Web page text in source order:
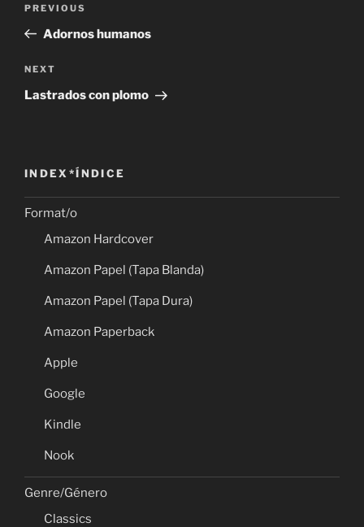
Previous
Post
PREVIOUS
Adornos humanos
Next
Post
NEXT
Lastrados con plomo
INDEX*ÍNDICE
Format/o
Amazon Hardcover
Amazon Papel (Tapa Blanda)
Amazon Papel (Tapa Dura)
Amazon Paperback
Apple
Google
Kindle
Nook
Genre/Género
Classics